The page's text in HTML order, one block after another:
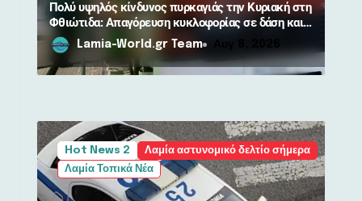
Πολύ υψηλός κίνδυνος πυρκαγιάς την Κυριακή στη
Φθιώτιδα: Απαγόρευση κυκλοφορίας σε δάση και
περιοχές NATURA
Lamia-World.gr Team Αυγ 8, 2026
Hot News 2
Λαμία αστυνομικό δελτίο σήμερα
Λαμία Τοπικά Νέα